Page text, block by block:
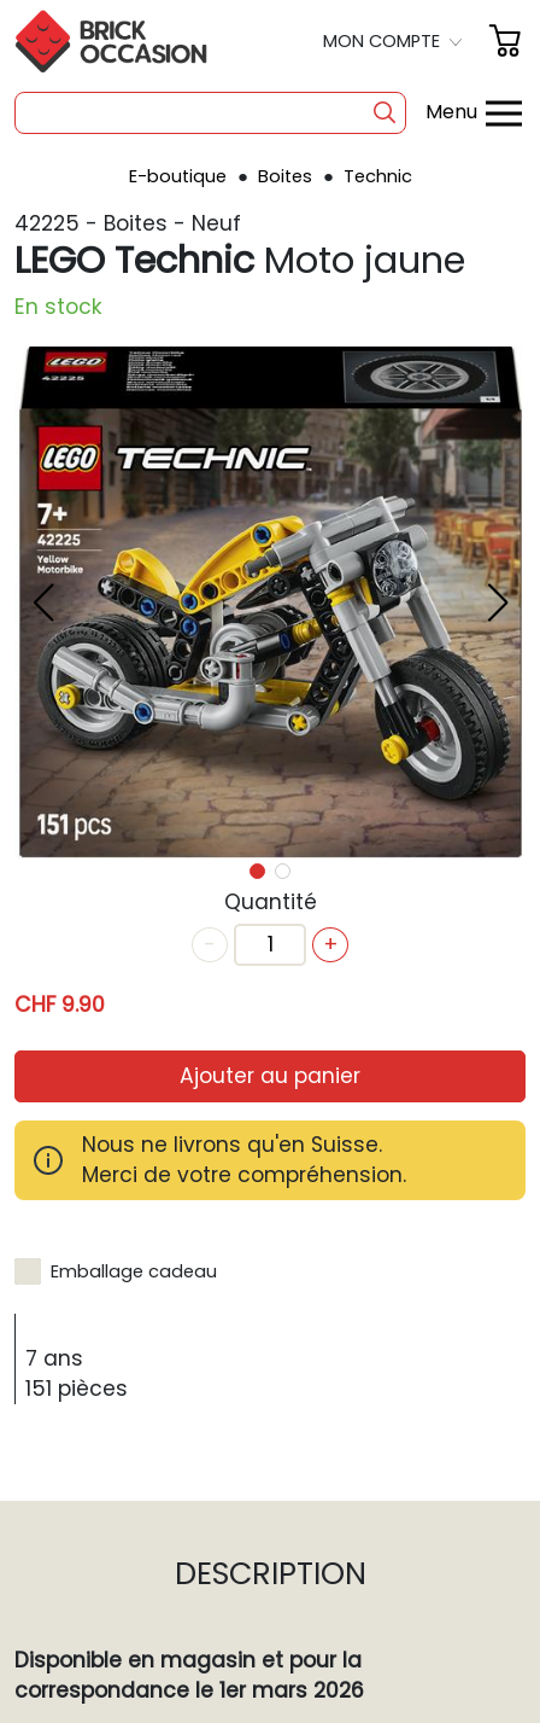
MON COMPTE
Menu
SHOP
BOITES
PRODUITS DÉRIVÉS
A PROPOS
ACTUALITÉS
ANNIVERSAIRE
BONS CADEAUX
CONTACT
E-boutique Boites Technic
42225 - Boites - Neuf
LEGO Technic Moto jaune
En stock
Quantité
-
+
CHF 9.90
Ajouter au panier
Nous ne livrons qu'en Suisse.
Merci de votre compréhension.
Emballage cadeau
7 ans
151 pièces
DESCRIPTION
Disponible en magasin et pour la
correspondance le 1er mars 2026